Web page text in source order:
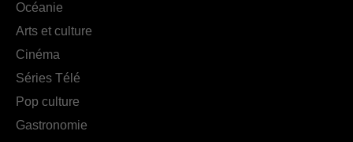
Océanie
Arts et culture
Cinéma
Séries Télé
Pop culture
Gastronomie